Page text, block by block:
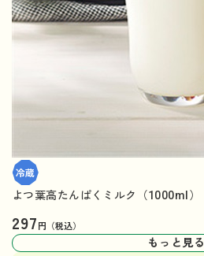
よつ葉高たんぱくミルク（1000ml）
297円（税込）
もっと見る